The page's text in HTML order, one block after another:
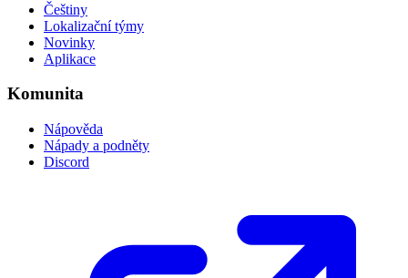
Češtiny
Lokalizační týmy
Novinky
Aplikace
Komunita
Nápověda
Nápady a podněty
Discord